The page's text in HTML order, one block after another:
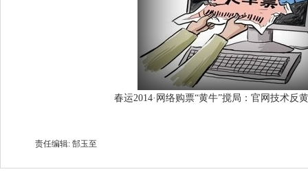
春运2014·网络购票“黄牛”搅局：官网技术反
责任编辑: 郜玉至